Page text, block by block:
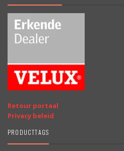
Retour portaal
Privacy beleid
PRODUCTTAGS